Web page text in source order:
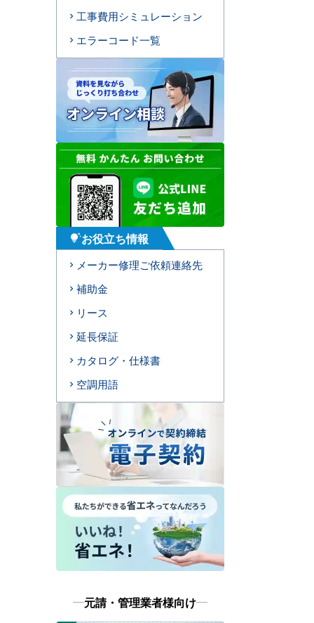
工事費用シミュレーション
エラーコード一覧
tips_and_updatesお役立ち情報
メーカー修理ご依頼連絡先
補助金
リース
延長保証
カタログ・仕様書
空調用語
元請・管理業者様向け